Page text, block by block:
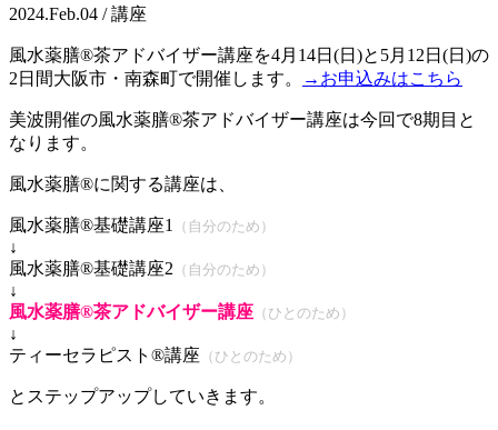
2024.Feb.04 / 講座
風水薬膳®茶アドバイザー講座を4月14日(日)と5月12日(日)の
2日間大阪市・南森町で開催します。
→お申込みはこちら
美波開催の風水薬膳®茶アドバイザー講座は今回で8期目と
なります。
風水薬膳®に関する講座は、
風水薬膳®基礎講座1 （自分のため）
↓
風水薬膳®基礎講座2 （自分のため）
↓
風水薬膳®茶アドバイザー講座 （ひとのため）
↓
ティーセラピスト®講座 （ひとのため）
とステップアップしていきます。